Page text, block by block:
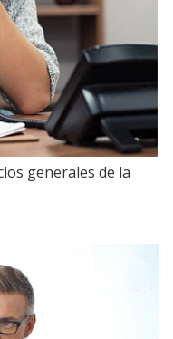
generales de la